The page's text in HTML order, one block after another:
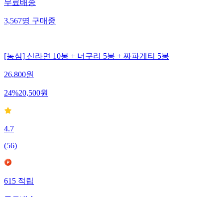
무료배송
3,567명구매중
[농심] 신라면 10봉 + 너구리 5봉 + 짜파게티 5봉
26,800원
24%20,500원
4.7
(56)
615적립